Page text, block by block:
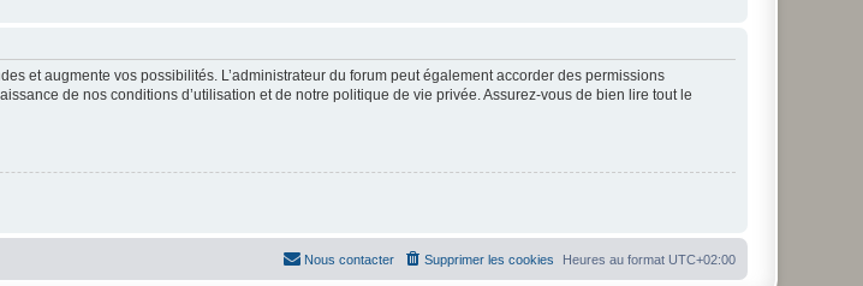
et augmente vos possibilités. L’administrateur du forum peut également accorder des permissions
de nos conditions d’utilisation et de notre politique de vie privée. Assurez-vous de bien lire tout le
Heures au format UTC+02:00
Supprimer les cookies
Nous contacter